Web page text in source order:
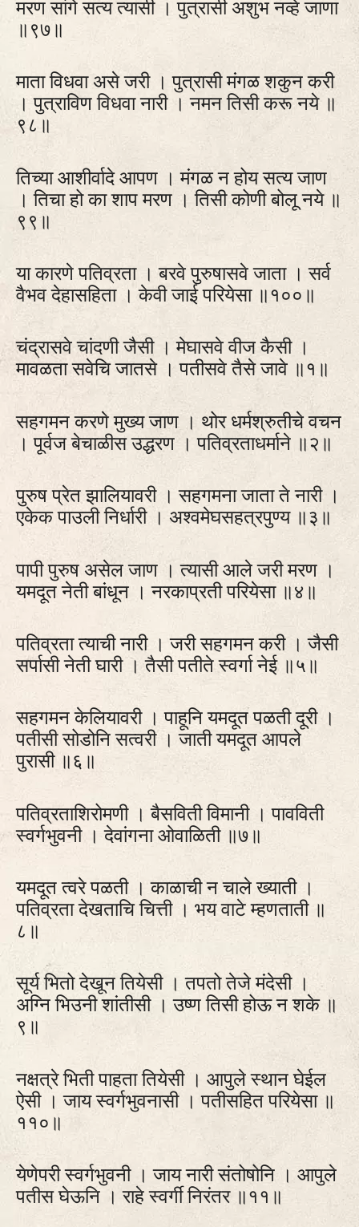
मरण सांगे सत्य त्यासी । पुत्रासी अशुभ नव्हे जाणा
॥९७॥
माता विधवा असे जरी । पुत्रासी मंगळ शकुन करी
। पुत्राविण विधवा नारी । नमन तिसी करू नये ॥
९८॥
तिच्या आशीर्वादे आपण । मंगळ न होय सत्य जाण
। तिचा हो का शाप मरण । तिसी कोणी बोलू नये ॥
९९॥
या कारणे पतिव्रता । बरवे पुरुषासवे जाता । सर्व
वैभव देहासहिता । केवी जाई परियेसा ॥१००॥
चंद्रासवे चांदणी जैसी । मेघासवे वीज कैसी ।
मावळता सवेचि जातसे । पतीसवे तैसे जावे ॥१॥
सहगमन करणे मुख्य जाण । थोर धर्मश्रुतीचे वचन
। पूर्वज बेचाळीस उद्धरण । पतिव्रताधर्माने ॥२॥
पुरुष प्रेत झालियावरी । सहगमना जाता ते नारी ।
एकेक पाउली निर्धारी । अश्वमेघसहत्रपुण्य ॥३॥
पापी पुरुष असेल जाण । त्यासी आले जरी मरण ।
यमदूत नेती बांधून । नरकाप्रती परियेसा ॥४॥
पतिव्रता त्याची नारी । जरी सहगमन करी । जैसी
सर्पासी नेती घारी । तैसी पतीते स्वर्गा नेई ॥५॥
सहगमन केलियावरी । पाहूनि यमदूत पळती दूरी ।
पतीसी सोडोनि सत्वरी । जाती यमदूत आपले
पुरासी ॥६॥
पतिव्रताशिरोमणी । बैसविती विमानी । पावविती
स्वर्गभुवनी । देवांगना ओवाळिती ॥७॥
यमदूत त्वरे पळती । काळाची न चाले ख्याती ।
पतिव्रता देखताचि चित्ती । भय वाटे म्हणताती ॥
८॥
सूर्य भितो देखून तियेसी । तपतो तेजे मंदेसी ।
अग्नि भिउनी शांतीसी । उष्ण तिसी होऊ न शके ॥
९॥
नक्षत्रे भिती पाहता तियेसी । आपुले स्थान घेईल
ऐसी । जाय स्वर्गभुवनासी । पतीसहित परियेसा ॥
११०॥
येणेपरी स्वर्गभुवनी । जाय नारी संतोषोनि । आपुले
पतीस घेऊनि । राहे स्वर्गी निरंतर ॥११॥